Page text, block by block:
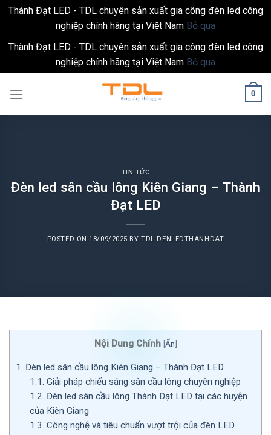
Thành Đạt LED - TDL chuyên sản xuất gia công đèn led công
nghiệp chính hãng tại Việt Nam Bỏ qua
Thành Đạt LED - TDL chuyên sản xuất gia công đèn led công
nghiệp chính hãng tại Việt Nam Bỏ qua
0
TIN TỨC
Đèn led sân cầu lông Kiên Giang – Thành
Đạt LED
POSTED ON18/09/2025 BYTDL DENLEDTHANHDAT
Nội Dung Chính [Ẩn]
1. Đèn led sân cầu lông Kiên Giang – Thành Đạt LED
1.1. Giải pháp chiếu sáng sân cầu lông chuyên nghiệp
1.2. Đèn led sân cầu lông Thành Đạt LED tại các huyện
của Kiên Giang
1.3. Công nghệ và tiêu chuẩn vượt trội của đèn LED